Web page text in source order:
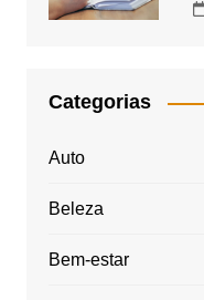
Categorias
Auto
Beleza
Bem-estar